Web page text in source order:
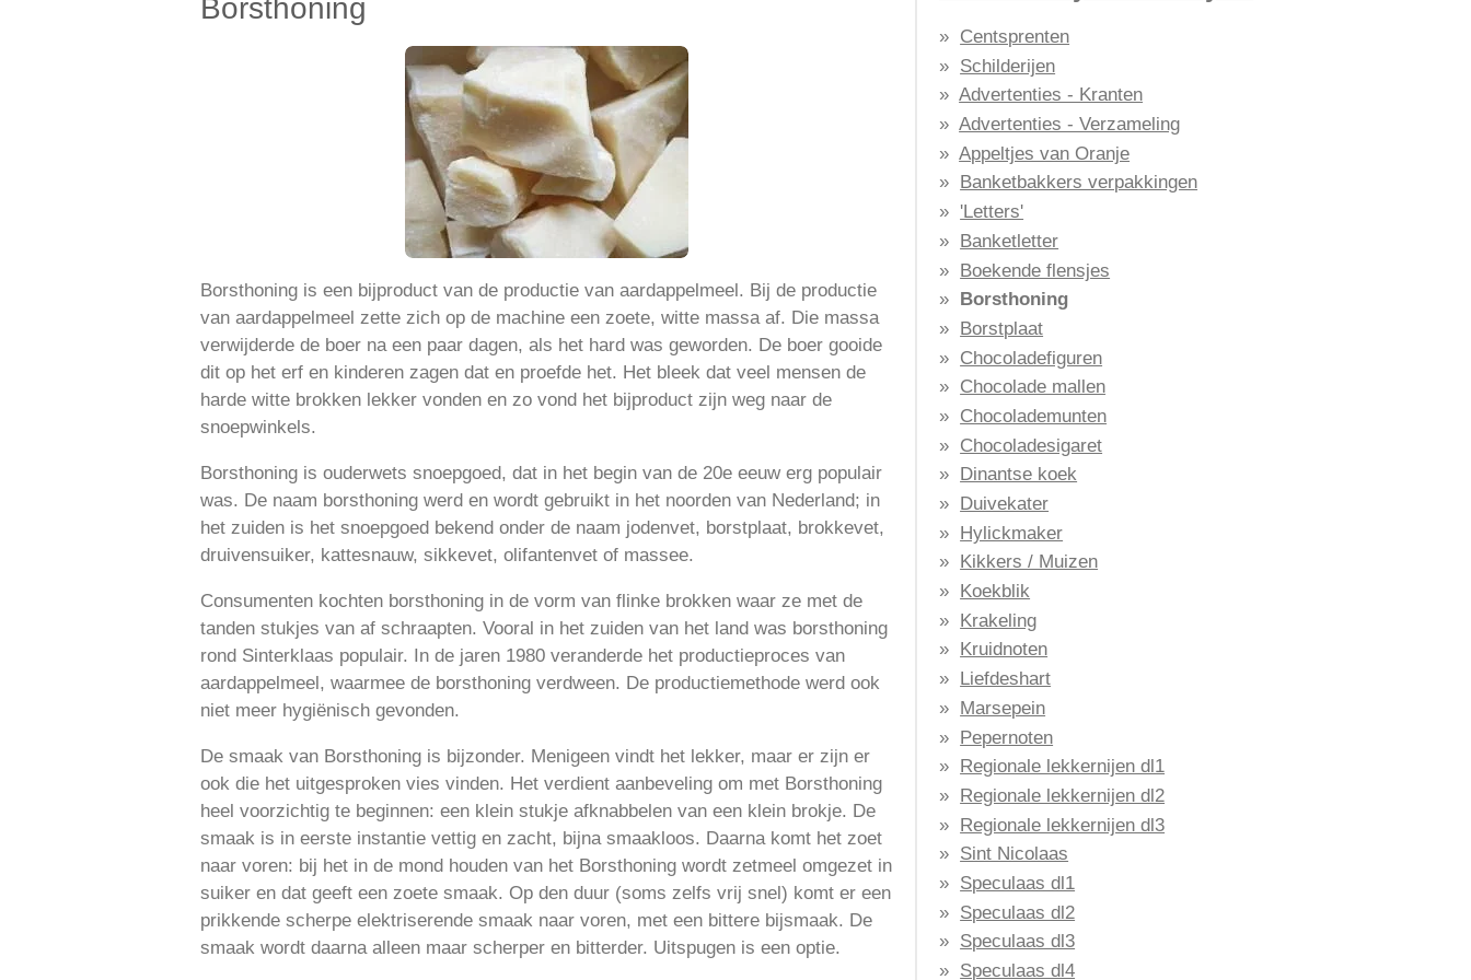
Borsthoning
Borsthoning is een bijproduct van de productie van aardappelmeel. Bij de productie
van aardappelmeel zette zich op de machine een zoete, witte massa af. Die massa
verwijderde de boer na een paar dagen, als het hard was geworden. De boer gooide
dit op het erf en kinderen zagen dat en proefde het. Het bleek dat veel mensen de
harde witte brokken lekker vonden en zo vond het bijproduct zijn weg naar de
snoepwinkels.
Borsthoning is ouderwets snoepgoed, dat in het begin van de 20e eeuw erg populair
was. De naam borsthoning werd en wordt gebruikt in het noorden van Nederland; in
het zuiden is het snoepgoed bekend onder de naam jodenvet, borstplaat, brokkevet,
druivensuiker, kattesnauw, sikkevet, olifantenvet of massee.
Consumenten kochten borsthoning in de vorm van flinke brokken waar ze met de
tanden stukjes van af schraapten. Vooral in het zuiden van het land was borsthoning
rond Sinterklaas populair. In de jaren 1980 veranderde het productieproces van
aardappelmeel, waarmee de borsthoning verdween. De productiemethode werd ook
niet meer hygiënisch gevonden.
De smaak van Borsthoning is bijzonder. Menigeen vindt het lekker, maar er zijn er
ook die het uitgesproken vies vinden. Het verdient aanbeveling om met Borsthoning
heel voorzichtig te beginnen: een klein stukje afknabbelen van een klein brokje. De
smaak is in eerste instantie vettig en zacht, bijna smaakloos. Daarna komt het zoet
naar voren: bij het in de mond houden van het Borsthoning wordt zetmeel omgezet in
suiker en dat geeft een zoete smaak. Op den duur (soms zelfs vrij snel) komt er een
prikkende scherpe elektriserende smaak naar voren, met een bittere bijsmaak. De
smaak wordt daarna alleen maar scherper en bitterder. Uitspugen is een optie.
Centsprenten
Schilderijen
Advertenties - Kranten
Advertenties - Verzameling
Appeltjes van Oranje
Banketbakkers verpakkingen
'Letters'
Banketletter
Boekende flensjes
Borsthoning
Borstplaat
Chocoladefiguren
Chocolade mallen
Chocolademunten
Chocoladesigaret
Dinantse koek
Duivekater
Hylickmaker
Kikkers / Muizen
Koekblik
Krakeling
Kruidnoten
Liefdeshart
Marsepein
Pepernoten
Regionale lekkernijen dl1
Regionale lekkernijen dl2
Regionale lekkernijen dl3
Sint Nicolaas
Speculaas dl1
Speculaas dl2
Speculaas dl3
Speculaas dl4